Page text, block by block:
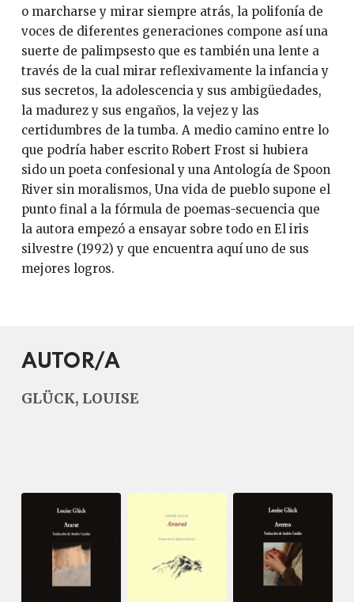
o marcharse y mirar siempre atrás, la polifonía de
voces de diferentes generaciones compone así una
suerte de palimpsesto que es también una lente a
través de la cual mirar reflexivamente la infancia y
sus secretos, la adolescencia y sus ambigüedades,
la madurez y sus engaños, la vejez y las
certidumbres de la tumba. A medio camino entre lo
que podría haber escrito Robert Frost si hubiera
sido un poeta confesional y una Antología de Spoon
River sin moralismos, Una vida de pueblo supone el
punto final a la fórmula de poemas-secuencia que
la autora empezó a ensayar sobre todo en El iris
silvestre (1992) y que encuentra aquí uno de sus
mejores logros.
AUTOR/A
GLÜCK, LOUISE